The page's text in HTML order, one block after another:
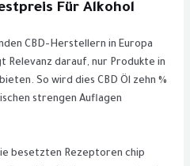
Für Alkohol
CBD-Herstellern in Europa
Relevanz darauf, nur Produkte in
So wird dies CBD Öl zehn %
strengen Auflagen
besetzten Rezeptoren chip